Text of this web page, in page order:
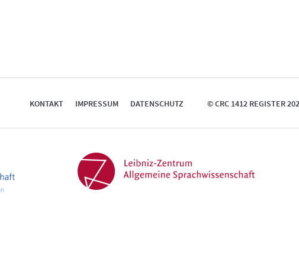
KONTAKT IMPRESSUM DATENSCHUTZ © CRC 1412 REGISTER